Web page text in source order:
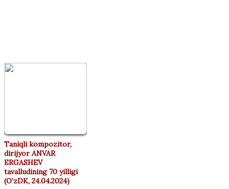
Taniqli kompozitor,
dirijyor ANVAR
ERGASHEV
tavalludining 70 yilligi
(O‘zDK, 24.04.2024)